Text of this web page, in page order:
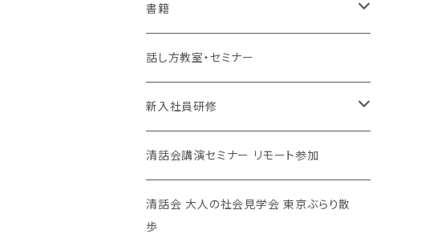
書籍
清話会講師
話し方教室・セミナー
新入社員研修
対面、オンライン
清話会講演セミナー リモート参加
清話会 大人の社会見学会 東京ぶらり散
歩